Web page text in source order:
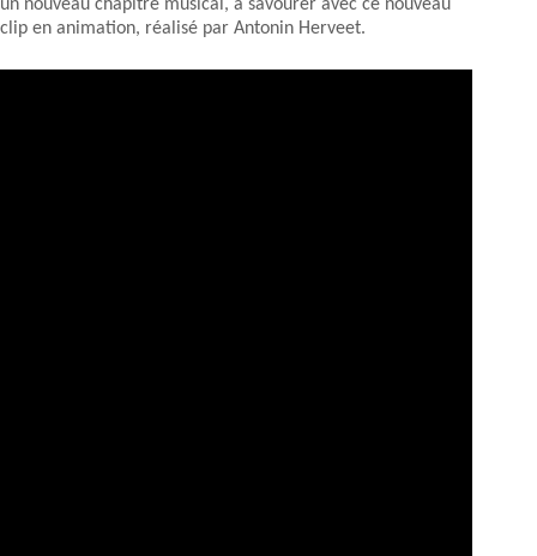
un nouveau chapitre musical, à savourer avec ce nouveau
clip en animation, réalisé par Antonin Herveet.